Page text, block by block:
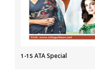
1-15 ATA Special